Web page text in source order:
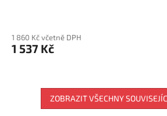
1 860 Kč včetně DPH
1 537 Kč
ZOBRAZIT VŠECHNY